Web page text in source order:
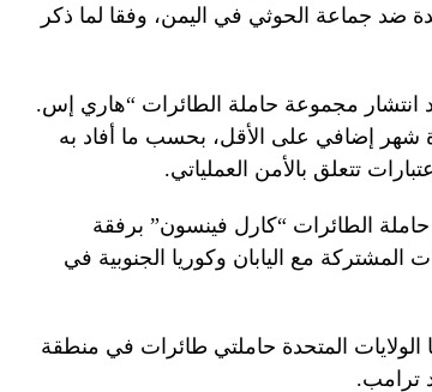
ضد جماعة الحوثي في اليمن، وفقا لما ذكر
انتشار مجموعة حاملة الطائرات “هاري إس.
شهر إضافي على الأقل، بحسب ما أفاد به
تتعلق بالأمن العملياتي.
الطائرات “كارل فينسون” برفقة
مع اليابان وكوريا الجنوبية في
الولايات المتحدة حاملتي طائرات في منطقة
ترامب.